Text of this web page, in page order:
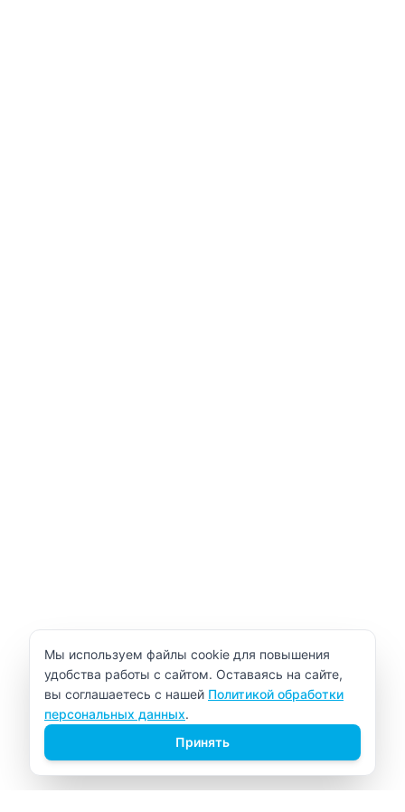
Уведомление об использовании cookie
Мы используем файлы cookie для повышения
удобства работы с сайтом. Оставаясь на сайте,
вы соглашаетесь с нашей Политикой обработки
персональных данных.
Принять